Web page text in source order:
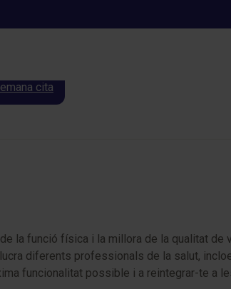
i fisioteràpia
cita
la funció física i la millora de la qualitat de
diferents professionals de la salut,
funcionalitat possible i a reintegrar-te a